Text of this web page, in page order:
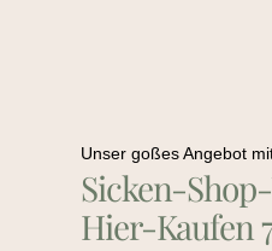
Unser goßes Angebot
Sicken-
Hier-Kaufen